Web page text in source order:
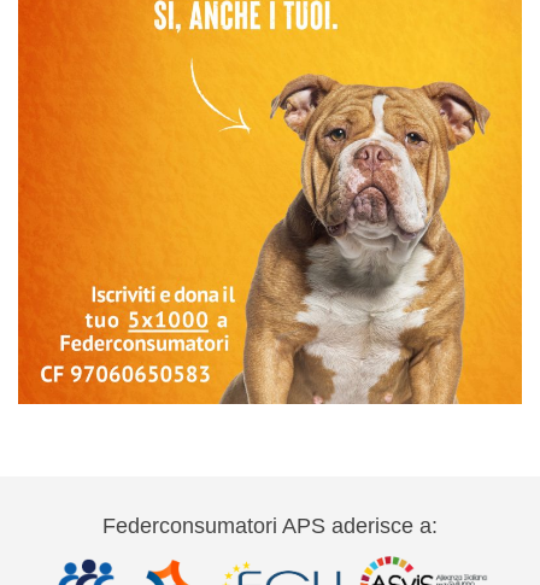
Federconsumatori APS aderisce a: